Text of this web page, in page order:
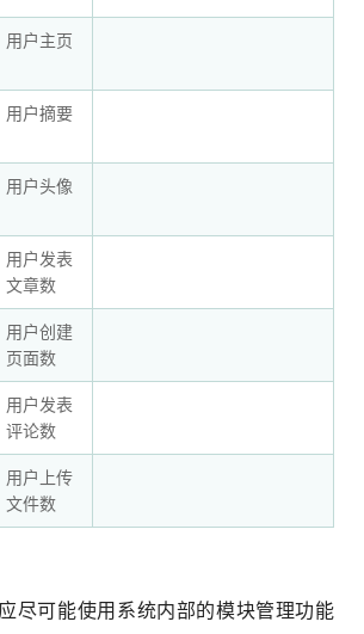
用户主页
用户摘要
用户头像
用户发表
文章数
用户创建
页面数
用户发表
评论数
用户上传
文件数
尽可能使用系统内部的模块管理功能